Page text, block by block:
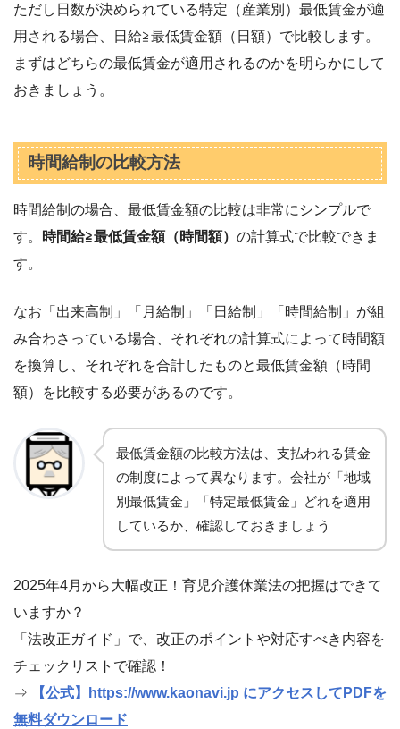
ただし日数が決められている特定（産業別）最低賃金が適
用される場合、日給≧最低賃金額（日額）で比較します。
まずはどちらの最低賃金が適用されるのかを明らかにして
おきましょう。
時間給制の比較方法
時間給制の場合、最低賃金額の比較は非常にシンプルで
す。
時間給≧最低賃金額（時間額） の計算式で比較できま
す。
なお「出来高制」「月給制」「日給制」「時間給制」が組
み合わさっている場合、それぞれの計算式によって時間額
を換算し、それぞれを合計したものと最低賃金額（時間
額）を比較する必要があるのです。
最低賃金額の比較方法は、支払われる賃金
の制度によって異なります。会社が「地域
別最低賃金」「特定最低賃金」どれを適用
しているか、確認しておきましょう
2025年4月から大幅改正！育児介護休業法の把握はできて
いますか？
「法改正ガイド」で、改正のポイントや対応すべき内容を
チェックリストで確認！
⇒
【公式】https://www.kaonavi.jp にアクセスしてPDFを
無料ダウンロード